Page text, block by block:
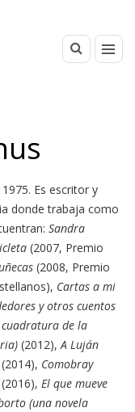
Es escritor y
donde trabaja como
Sandra
(2007, Premio
(2008, Premio
Cartas a mi
y otros cuentos
de la
(2012), A Luján
(2014), Comobray
(2016), El que mueve
(una novela